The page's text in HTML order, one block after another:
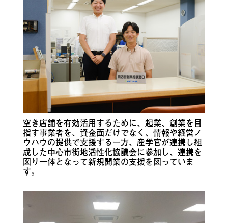
空き店舗を有効活用するために、起業、創業を目
指す事業者を、資金面だけでなく、情報や経営ノ
ウハウの提供で支援する一方、産学官が連携し組
成した中心市街地活性化協議会に参加し、連携を
図り一体となって新規開業の支援を図っていま
す。